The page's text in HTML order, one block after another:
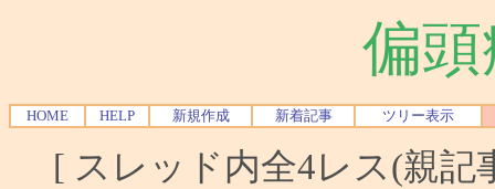
偏
HOME HELP 新規作成 新着記事 ツリー表示
[ スレッド内全4レス(親